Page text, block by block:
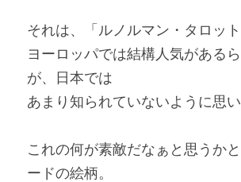
それは、「ルノルマン・タロット
ヨーロッパでは結構人気がある
が、日本では
あまり知られていないように思い
これの何が素敵だなぁと思うか
ードの絵柄。